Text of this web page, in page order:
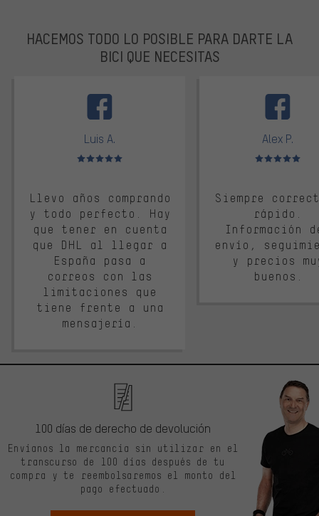
HACEMOS TODO LO POSIBLE PARA DARTE LA
BICI QUE NECESITAS
Luis A.
Valoración media: 5 de 5
Llevo años comprando
y todo perfecto. Hay
que tener en cuenta
que DHL al llegar a
España pasa a
correos con las
limitaciones que
tiene frente a una
mensajería.
Alex P.
Valoración
Siempre
rápido.
Información
envío,
y precios
buenos.
100 días de derecho de devolución
Envíanos la mercancía sin utilizar en el
transcurso de 100 días después de tu
compra y te reembolsaremos el monto del
pago efectuado.